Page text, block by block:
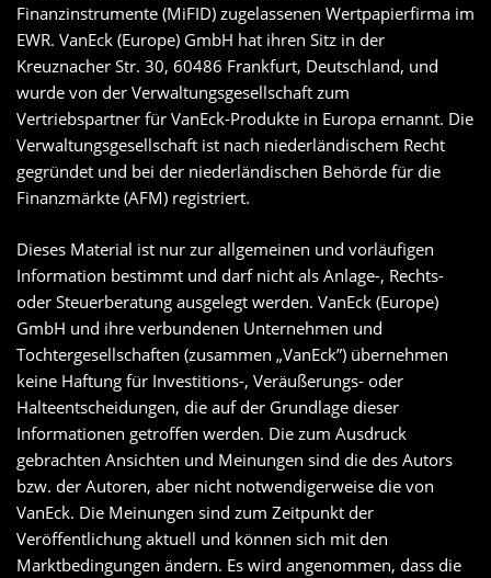
Finanzinstrumente (MiFID) zugelassenen Wertpapierfirma im
EWR. VanEck (Europe) GmbH hat ihren Sitz in der
Kreuznacher Str. 30, 60486 Frankfurt, Deutschland, und
wurde von der Verwaltungsgesellschaft zum
Vertriebspartner für VanEck-Produkte in Europa ernannt. Die
Verwaltungsgesellschaft ist nach niederländischem Recht
gegründet und bei der niederländischen Behörde für die
Finanzmärkte (AFM) registriert.
Dieses Material ist nur zur allgemeinen und vorläufigen
Information bestimmt und darf nicht als Anlage-, Rechts-
oder Steuerberatung ausgelegt werden. VanEck (Europe)
GmbH und ihre verbundenen Unternehmen und
Tochtergesellschaften (zusammen „VanEck”) übernehmen
keine Haftung für Investitions-, Veräußerungs- oder
Halteentscheidungen, die auf der Grundlage dieser
Informationen getroffen werden. Die zum Ausdruck
gebrachten Ansichten und Meinungen sind die des Autors
bzw. der Autoren, aber nicht notwendigerweise die von
VanEck. Die Meinungen sind zum Zeitpunkt der
Veröffentlichung aktuell und können sich mit den
Marktbedingungen ändern. Es wird angenommen, dass die